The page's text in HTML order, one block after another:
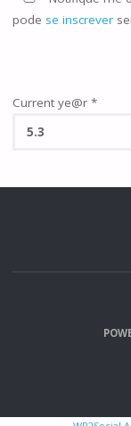
pode se inscrever
Current ye@r *